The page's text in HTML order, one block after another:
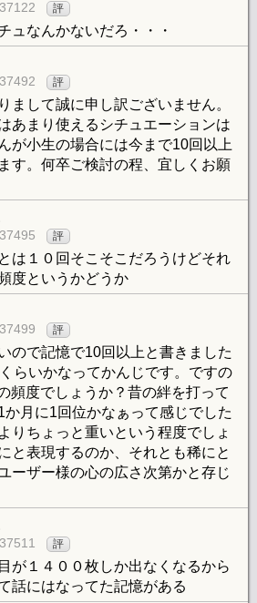
評
ュなんかないだろ・・・
評
まして誠に申し訳ございません。
あまり使えるシチュエーションは
が小生の場合には今まで10回以上
す。何卒ご検討の程、宜しくお願
評
は１０回そこそこだろうけどそれ
度というかどうか
評
ので記憶で10回以上と書きました
らいかなってかんじです。ですの
頻度でしょうか？昔の絆を打って
か月に1回位かなぁって感じでした
りちょっと重いという程度でしょ
と表現するのか、それとも稀にと
ーザー様の心の広さ次第かと存じ
評
が１４００枚しか出なくなるから
話にはなってた記憶がある